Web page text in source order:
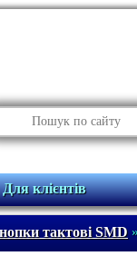
Для клієнтів
тактові SMD